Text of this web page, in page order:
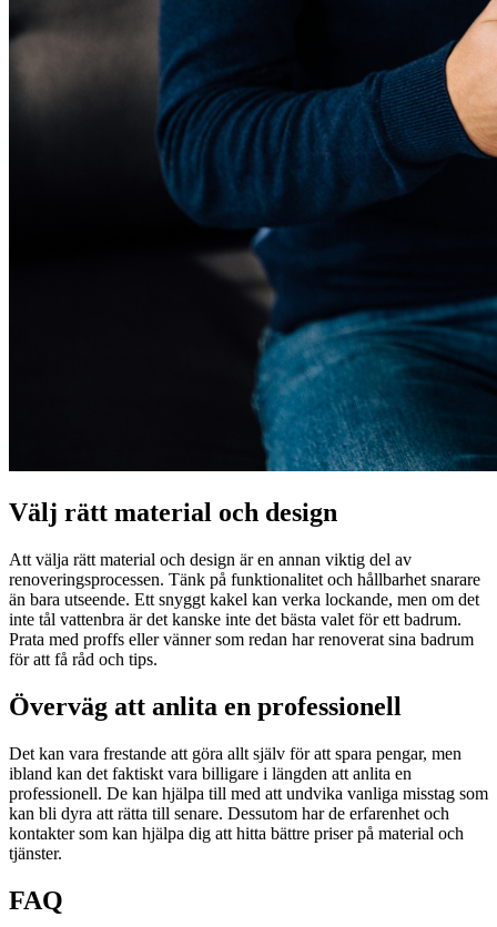
Välj rätt material och design
Att välja rätt material och design är en annan viktig del av
renoveringsprocessen. Tänk på funktionalitet och hållbarhet snarare
än bara utseende. Ett snyggt kakel kan verka lockande, men om det
inte tål vattenbra är det kanske inte det bästa valet för ett badrum.
Prata med proffs eller vänner som redan har renoverat sina badrum
för att få råd och tips.
Överväg att anlita en professionell
Det kan vara frestande att göra allt själv för att spara pengar, men
ibland kan det faktiskt vara billigare i längden att anlita en
professionell. De kan hjälpa till med att undvika vanliga misstag som
kan bli dyra att rätta till senare. Dessutom har de erfarenhet och
kontakter som kan hjälpa dig att hitta bättre priser på material och
tjänster.
FAQ